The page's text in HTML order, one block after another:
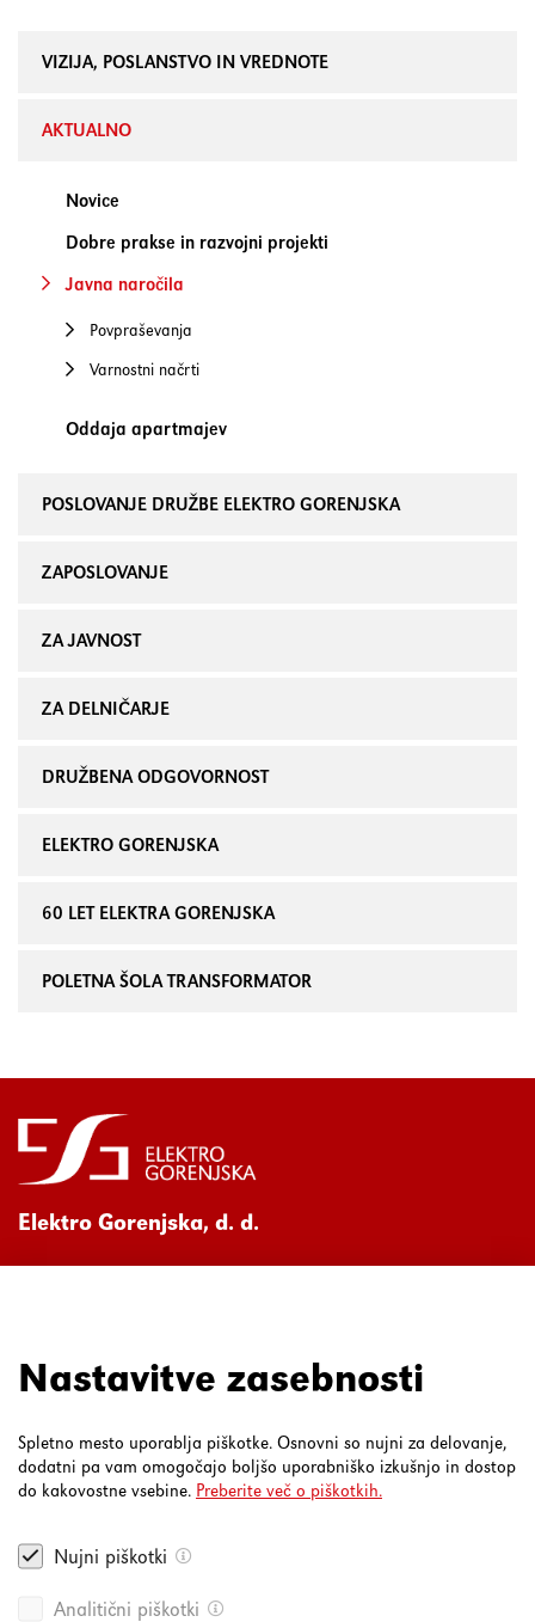
VIZIJA, POSLANSTVO IN VREDNOTE
AKTUALNO
Novice
Dobre prakse in razvojni projekti
Javna naročila
Povpraševanja
Varnostni načrti
Oddaja apartmajev
POSLOVANJE DRUŽBE ELEKTRO GORENJSKA
ZAPOSLOVANJE
ZA JAVNOST
ZA DELNIČARJE
DRUŽBENA ODGOVORNOST
ELEKTRO GORENJSKA
60 LET ELEKTRA GORENJSKA
POLETNA ŠOLA TRANSFORMATOR
Elektro Gorenjska, d. d.
Nastavitve zasebnosti
Spletno mesto uporablja piškotke. Osnovni so nujni za delovanje,
dodatni pa vam omogočajo boljšo uporabniško izkušnjo in dostop
do kakovostne vsebine. Preberite več o piškotkih.
Nujni piškotki
Analitični piškotki